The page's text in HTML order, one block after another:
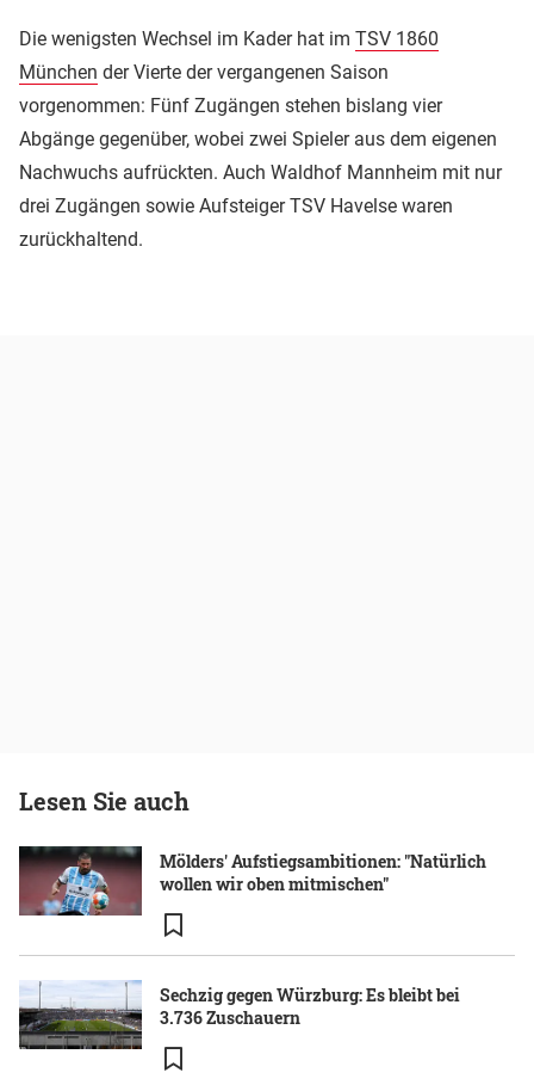
Die wenigsten Wechsel im Kader hat im TSV 1860
München der Vierte der vergangenen Saison
vorgenommen: Fünf Zugängen stehen bislang vier
Abgänge gegenüber, wobei zwei Spieler aus dem eigenen
Nachwuchs aufrückten. Auch Waldhof Mannheim mit nur
drei Zugängen sowie Aufsteiger TSV Havelse waren
zurückhaltend.
Lesen Sie auch
Mölders' Aufstiegsambitionen: "Natürlich
wollen wir oben mitmischen"
Sechzig gegen Würzburg: Es bleibt bei
3.736 Zuschauern